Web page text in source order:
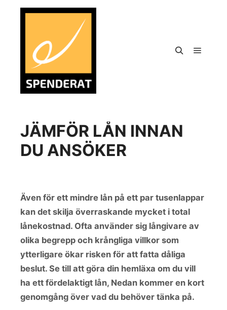
JÄMFÖR LÅN INNAN
DU ANSÖKER
Även för ett mindre lån på ett par tusenlappar
kan det skilja överraskande mycket i total
lånekostnad. Ofta använder sig långivare av
olika begrepp och krångliga villkor som
ytterligare ökar risken för att fatta dåliga
beslut. Se till att göra din hemläxa om du vill
ha ett fördelaktigt lån, Nedan kommer en kort
genomgång över vad du behöver tänka på.